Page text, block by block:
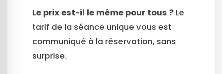
Le prix est-il le même pour tous ? Le
tarif de la séance unique vous est
communiqué à la réservation, sans
surprise.